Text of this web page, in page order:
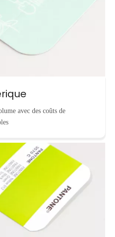
avec des coûts de